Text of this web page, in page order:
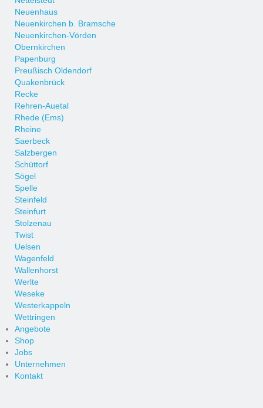
Neuenhaus
Neuenkirchen b. Bramsche
Neuenkirchen-Vörden
Obernkirchen
Papenburg
Preußisch Oldendorf
Quakenbrück
Recke
Rehren-Auetal
Rhede (Ems)
Rheine
Saerbeck
Salzbergen
Schüttorf
Sögel
Spelle
Steinfeld
Steinfurt
Stolzenau
Twist
Uelsen
Wagenfeld
Wallenhorst
Werlte
Weseke
Westerkappeln
Wettringen
Angebote
Shop
Jobs
Unternehmen
Kontakt